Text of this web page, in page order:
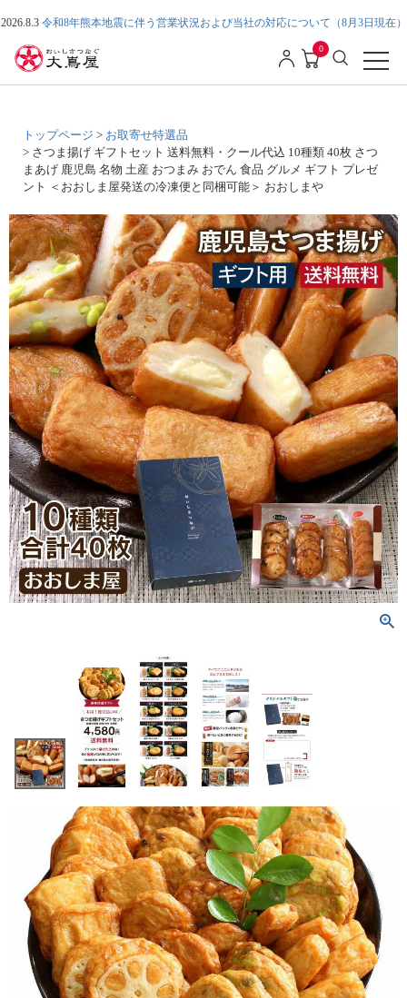
2026.8.3 令和8年熊本地震に伴う営業状況および当社の対応について（8月3日現在）
0
トップページ
お取寄せ特選品
さつま揚げ ギフトセット 送料無料・クール代込 10種類 40枚 さつ
まあげ 鹿児島 名物 土産 おつまみ おでん 食品 グルメ ギフト プレゼ
ント ＜おおしま屋発送の冷凍便と同梱可能＞ おおしまや